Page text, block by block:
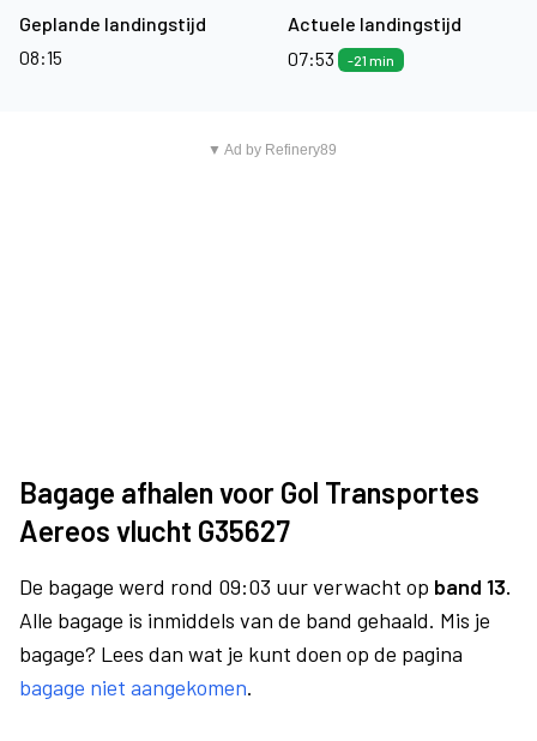
Geplande landingstijd
08:15
Actuele landingstijd
07:53
-21 min
▼ Ad by Refinery89
Bagage afhalen voor Gol Transportes
Aereos vlucht G35627
De bagage werd rond 09:03 uur verwacht op band 13.
Alle bagage is inmiddels van de band gehaald. Mis je
bagage? Lees dan wat je kunt doen op de pagina
bagage niet aangekomen.